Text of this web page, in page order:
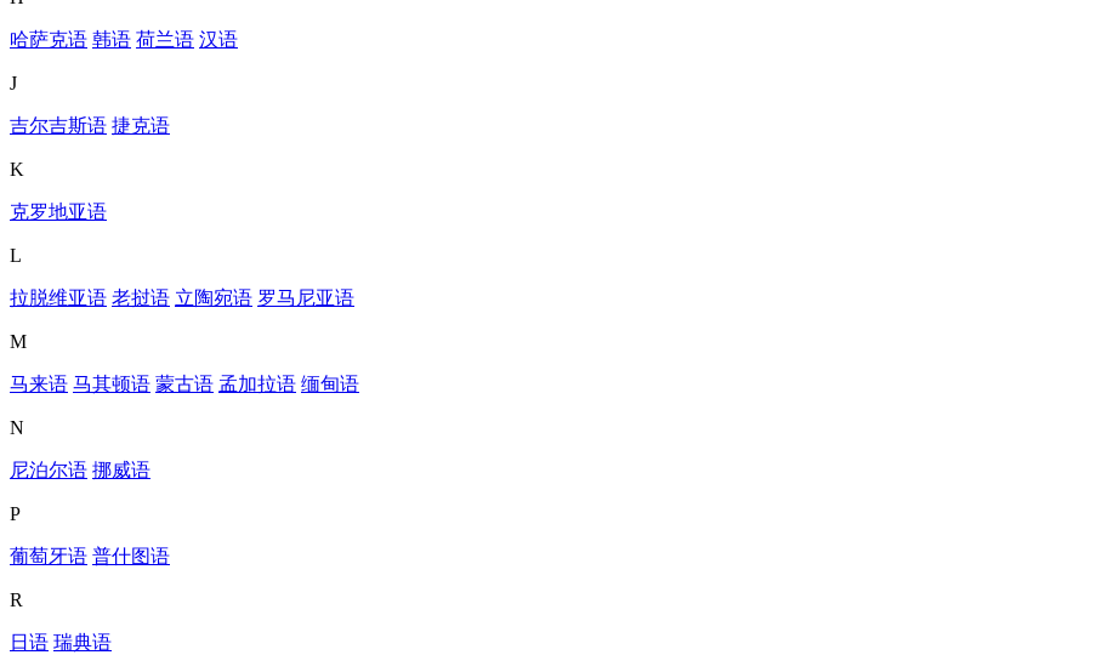
哈萨克语 韩语 荷兰语 汉语
J
吉尔吉斯语 捷克语
K
克罗地亚语
L
拉脱维亚语 老挝语 立陶宛语 罗马尼亚语
M
马来语 马其顿语 蒙古语 孟加拉语 缅甸语
N
尼泊尔语 挪威语
P
葡萄牙语 普什图语
R
日语 瑞典语